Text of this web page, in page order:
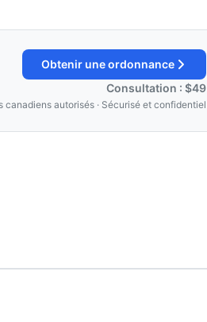
Obtenir une ordonnance
Consultation : $49
canadiens autorisés · Sécurisé et confidentiel